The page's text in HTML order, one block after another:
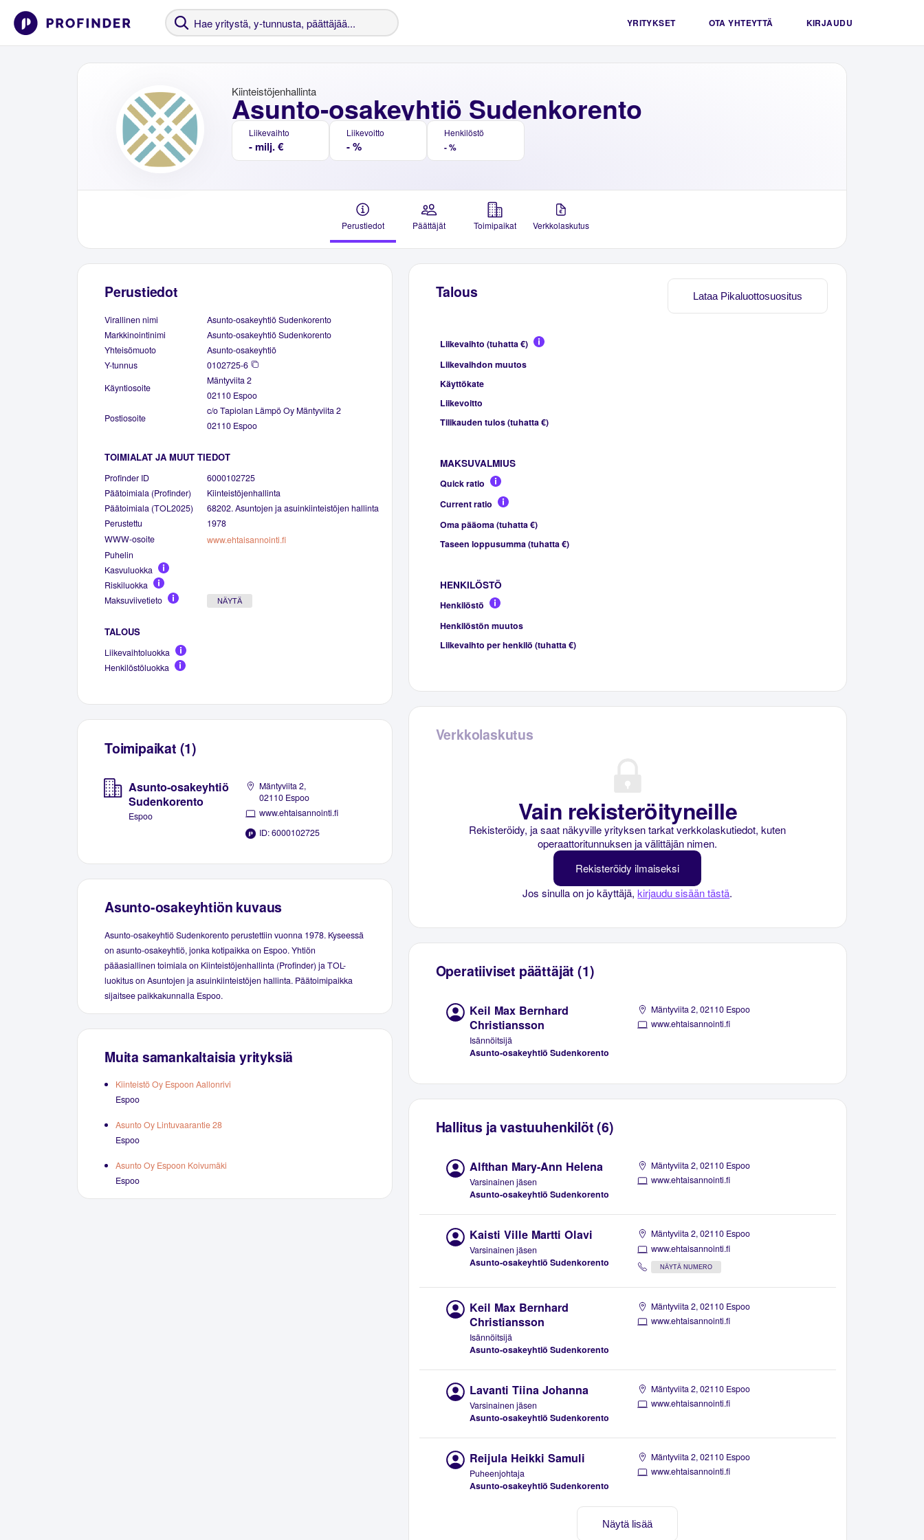
YRITYKSET OTA YHTEYTTÄ KIRJAUDU
Asunto-osakeyhtiö Sudenkorento
Kiinteistöjenhallinta
Liikevaihto
- milj. €
Liikevoitto
- %
Henkilöstö
- %
Perustiedot Päättäjät Toimipaikat Verkkolaskutus
Perustiedot
Virallinen nimi
Asunto-osakeyhtiö Sudenkorento
Markkinointinimi
Asunto-osakeyhtiö Sudenkorento
Yhteisömuoto
Asunto-osakeyhtiö
Y-tunnus
0102725-6
Käyntiosoite
Mäntyviita 2
02110 Espoo
Postiosoite
c/o Tapiolan Lämpö Oy Mäntyviita 2
02110 Espoo
TOIMIALAT JA MUUT TIEDOT
Profinder ID
6000102725
Päätoimiala (Profinder)
Kiinteistöjenhallinta
Päätoimiala (TOL2025)
68202. Asuntojen ja asuinkiinteistöjen hallinta
Perustettu
1978
WWW-osoite
www.ehtaisannointi.fi
Puhelin
Kasvuluokka
Riskiluokka
Maksuviivetieto
NÄYTÄ
TALOUS
Liikevaihtoluokka
Henkilöstöluokka
Toimipaikat (1)
Asunto-osakeyhtiö
Sudenkorento
Espoo
Mäntyviita 2,
02110 Espoo
www.ehtaisannointi.fi
ID: 6000102725
Asunto-osakeyhtiön kuvaus
Asunto-osakeyhtiö Sudenkorento perustettiin vuonna 1978. Kyseessä
on asunto-osakeyhtiö, jonka kotipaikka on Espoo. Yhtiön
pääasiallinen toimiala on Kiinteistöjenhallinta (Profinder) ja TOL-
luokitus on Asuntojen ja asuinkiinteistöjen hallinta. Päätoimipaikka
sijaitsee paikkakunnalla Espoo.
Muita samankaltaisia yrityksiä
Kiinteistö Oy Espoon Aallonrivi
Espoo
Asunto Oy Lintuvaarantie 28
Espoo
Asunto Oy Espoon Koivumäki
Espoo
Lataa Pikaluottosuositus
Talous
Liikevaihto (tuhatta €)
Liikevaihdon muutos
Käyttökate
Liikevoitto
Tilikauden tulos (tuhatta €)
MAKSUVALMIUS
Quick ratio
Current ratio
Oma pääoma (tuhatta €)
Taseen loppusumma (tuhatta €)
HENKILÖSTÖ
Henkilöstö
Henkilöstön muutos
Liikevaihto per henkilö (tuhatta €)
Verkkolaskutus
Vain rekisteröityneille
Rekisteröidy, ja saat näkyville yrityksen tarkat verkkolaskutiedot, kuten
operaattoritunnuksen ja välittäjän nimen.
Rekisteröidy ilmaiseksi
Jos sinulla on jo käyttäjä,kirjaudu sisään tästä.
Operatiiviset päättäjät (1)
Keil Max Bernhard
Christiansson
Isännöitsijä
Asunto-osakeyhtiö Sudenkorento
Mäntyviita 2, 02110 Espoo
www.ehtaisannointi.fi
Hallitus ja vastuuhenkilöt (6)
Alfthan Mary-Ann Helena
Varsinainen jäsen
Asunto-osakeyhtiö Sudenkorento
Mäntyviita 2, 02110 Espoo
www.ehtaisannointi.fi
Kaisti Ville Martti Olavi
Varsinainen jäsen
Asunto-osakeyhtiö Sudenkorento
Mäntyviita 2, 02110 Espoo
www.ehtaisannointi.fi
NÄYTÄ NUMERO
Keil Max Bernhard
Christiansson
Isännöitsijä
Asunto-osakeyhtiö Sudenkorento
Mäntyviita 2, 02110 Espoo
www.ehtaisannointi.fi
Lavanti Tiina Johanna
Varsinainen jäsen
Asunto-osakeyhtiö Sudenkorento
Mäntyviita 2, 02110 Espoo
www.ehtaisannointi.fi
Reijula Heikki Samuli
Puheenjohtaja
Asunto-osakeyhtiö Sudenkorento
Mäntyviita 2, 02110 Espoo
www.ehtaisannointi.fi
Näytä lisää